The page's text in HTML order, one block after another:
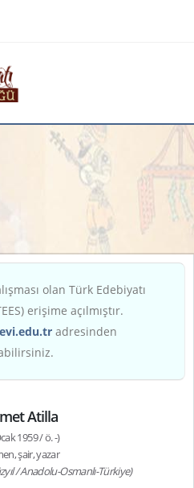
olan Türk Edebiyatı
erişime açılmıştır.
adresinden
Atilla
1959 / ö. -)
şair, yazar
/ Anadolu-Osmanlı-Türkiye)